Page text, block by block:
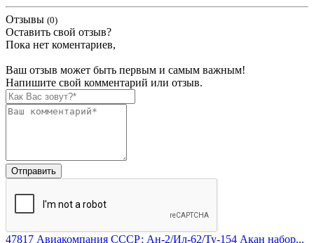
Отзывы (0)
Оставить свой отзыв?
Пока нет коментариев,
Ваш отзыв может быть первым и самым важным!
Напишите свой комментарий или отзыв.
47817 Авиакомпания СССР: Ан-2/Ил-62/Ту-154 Акан набор...